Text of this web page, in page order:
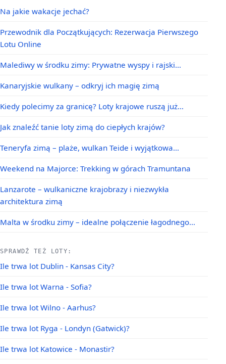
Na jakie wakacje jechać?
Przewodnik dla Początkujących: Rezerwacja Pierwszego
Lotu Online
Malediwy w środku zimy: Prywatne wyspy i rajski…
Kanaryjskie wulkany – odkryj ich magię zimą
Kiedy polecimy za granicę? Loty krajowe ruszą już…
Jak znaleźć tanie loty zimą do ciepłych krajów?
Teneryfa zimą – plaże, wulkan Teide i wyjątkowa…
Weekend na Majorce: Trekking w górach Tramuntana
Lanzarote – wulkaniczne krajobrazy i niezwykła
architektura zimą
Malta w środku zimy – idealne połączenie łagodnego…
SPRAWDŹ TEŻ LOTY:
Ile trwa lot Dublin - Kansas City?
Ile trwa lot Warna - Sofia?
Ile trwa lot Wilno - Aarhus?
Ile trwa lot Ryga - Londyn (Gatwick)?
Ile trwa lot Katowice - Monastir?